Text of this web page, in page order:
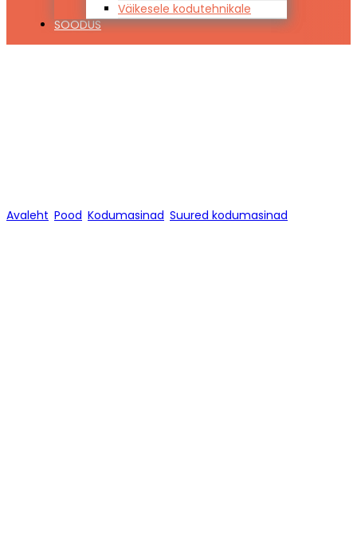
Väikesele kodutehnikale
SOODUS
Avaleht Pood Kodumasinad Suured kodumasinad